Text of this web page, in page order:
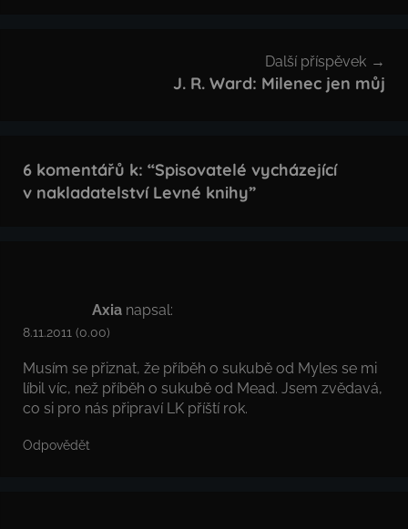
Další příspěvek
J. R. Ward: Milenec jen můj
6 komentářů k: “Spisovatelé vycházející
v nakladatelství Levné knihy”
Axia napsal:
8.11.2011 (0.00)
Musím se přiznat, že příběh o sukubě od Myles se mi
líbil víc, než příběh o sukubě od Mead. Jsem zvědavá,
co si pro nás připraví LK příští rok.
Odpovědět